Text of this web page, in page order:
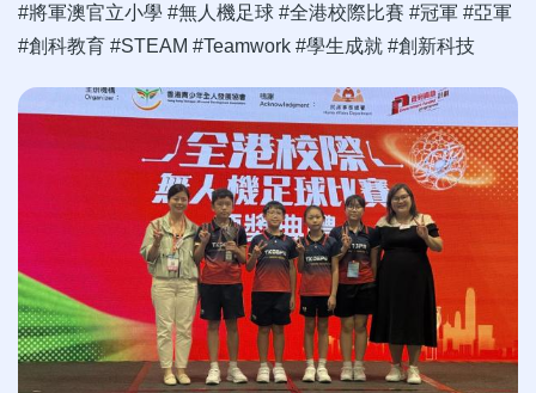
#將軍澳官立小學 #無人機足球 #全港校際比賽 #冠軍 #亞軍
#創科教育 #STEAM #Teamwork #學生成就 #創新科技